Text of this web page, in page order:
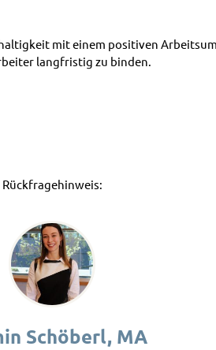
mit einem positiven
langfristig zu binden.
Rückfragehinweis:
Schöberl, MA